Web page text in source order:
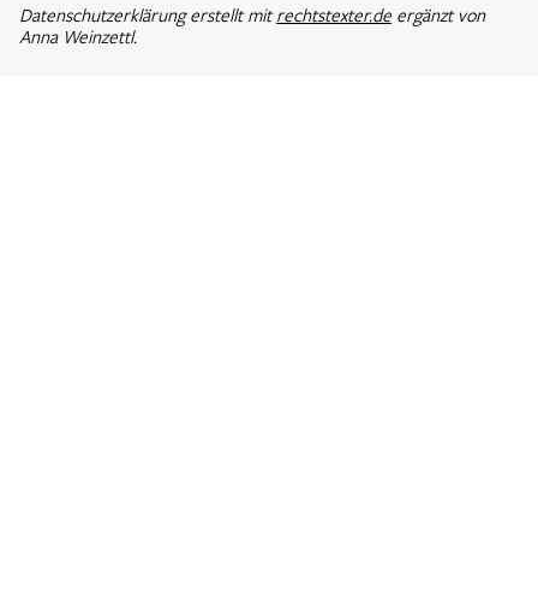
Datenschutzerklärung erstellt mitrechtstexter.de ergänzt von
Anna Weinzettl.